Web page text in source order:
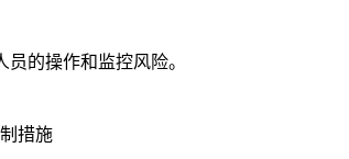
员的操作和监控风险。
措施